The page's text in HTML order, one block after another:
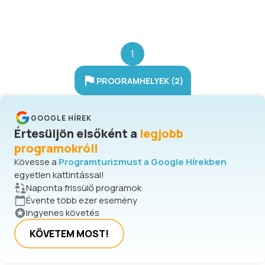
igazodó gasztronómiai kínálattal
várjuk kedves vendégeinket
(jellegzetes magyar és regionális
konyha, tájjellegű borok, grill-parti
különterem zártkörű rendezvényekre
kibérelhetők (pl. lakodalmak, bálok,
találkozók, üzleti megbeszélések).
1
PROGRAMHELYEK (2)
GOOGLE HÍREK
Értesüljön elsőként a legjobb
programokról!
Kövesse a Programturizmust a Google Hírekben
egyetlen kattintással!
Naponta frissülő programok
Évente több ezer esemény
Ingyenes követés
KÖVETEM MOST!